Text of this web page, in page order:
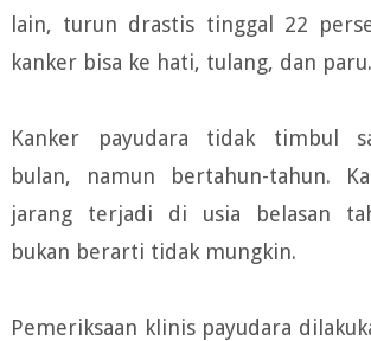
lain, turun drastis tinggal 22
kanker bisa ke hati, tulang, dan paru.
Kanker payudara tidak timbul
bulan, namun bertahun-tahun.
jarang terjadi di usia belasan
bukan berarti tidak mungkin.
Pemeriksaan klinis payudara